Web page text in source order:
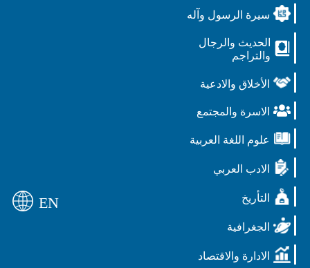
سيرة الرسول وآله
الحديث والرجال
والتراجم
الأخلاق والادعية
الاسرة والمجتمع
علوم اللغة العربية
الادب العربي
التأريخ
الجغرافية
الادارة والاقتصاد
EN